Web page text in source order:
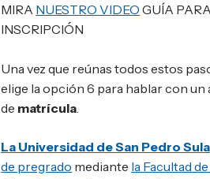
MIRA NUESTRO VIDEO GUÍA
INSCRIPCIÓN
Una vez que reúnas todos estos
elige la opción 6 para hablar con
de matrícula
La Universidad de San Pedro Sula
de pregrado mediante la Facultad